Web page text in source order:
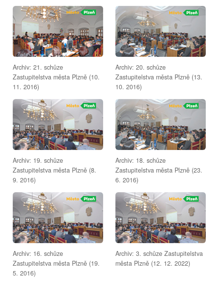
Archiv: 21. schůze
Zastupitelstva města Plzně (10.
11. 2016)
Archiv: 20. schůze
Zastupitelstva města Plzně (13.
10. 2016)
Archiv: 19. schůze
Zastupitelstva města Plzně (8.
9. 2016)
Archiv: 18. schůze
Zastupitelstva města Plzně (23.
6. 2016)
Archiv: 16. schůze
Zastupitelstva města Plzně (19.
5. 2016)
Archiv: 3. schůze Zastupitelstva
města Plzně (12. 12. 2022)